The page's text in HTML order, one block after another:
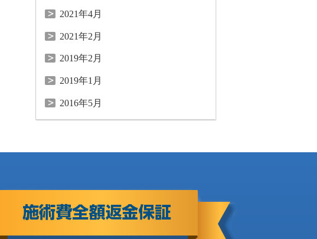
2021年4月
2021年2月
2019年2月
2019年1月
2016年5月